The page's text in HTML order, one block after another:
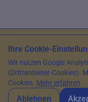
© 2026 EHPAD
Ihre Cookie-
Wir nutzen Google
(Drittanbieter-Cookies).
Cookies. Mehr erfahren
Ablehnen